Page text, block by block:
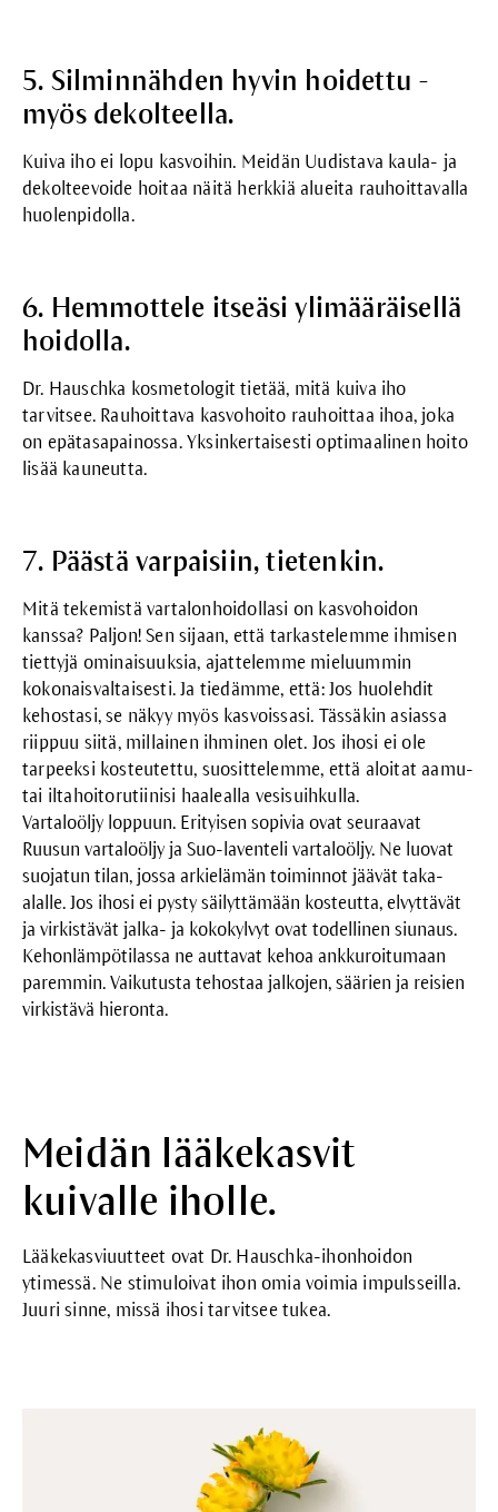
5. Silminnähden hyvin hoidettu -
myös dekolteella.
Kuiva iho ei lopu kasvoihin. Meidän Uudistava kaula- ja
dekolteevoide hoitaa näitä herkkiä alueita rauhoittavalla
huolenpidolla.
6. Hemmottele itseäsi ylimääräisellä
hoidolla.
Dr. Hauschka kosmetologit tietää, mitä kuiva iho
tarvitsee. Rauhoittava kasvohoito rauhoittaa ihoa, joka
on epätasapainossa. Yksinkertaisesti optimaalinen hoito
lisää kauneutta.
7. Päästä varpaisiin, tietenkin.
Mitä tekemistä vartalonhoidollasi on kasvohoidon
kanssa? Paljon! Sen sijaan, että tarkastelemme ihmisen
tiettyjä ominaisuuksia, ajattelemme mieluummin
kokonaisvaltaisesti. Ja tiedämme, että: Jos huolehdit
kehostasi, se näkyy myös kasvoissasi. Tässäkin asiassa
riippuu siitä, millainen ihminen olet. Jos ihosi ei ole
tarpeeksi kosteutettu, suosittelemme, että aloitat aamu-
tai iltahoitorutiinisi haalealla vesisuihkulla.
Vartaloöljy loppuun. Erityisen sopivia ovat seuraavat
Ruusun vartaloöljy ja Suo-laventeli vartaloöljy. Ne luovat
suojatun tilan, jossa arkielämän toiminnot jäävät taka-
alalle. Jos ihosi ei pysty säilyttämään kosteutta, elvyttävät
ja virkistävät jalka- ja kokokylvyt ovat todellinen siunaus.
Kehonlämpötilassa ne auttavat kehoa ankkuroitumaan
paremmin. Vaikutusta tehostaa jalkojen, säärien ja reisien
virkistävä hieronta.
Meidän lääkekasvit
kuivalle iholle.
Lääkekasviuutteet ovat Dr. Hauschka-ihonhoidon
ytimessä. Ne stimuloivat ihon omia voimia impulsseilla.
Juuri sinne, missä ihosi tarvitsee tukea.